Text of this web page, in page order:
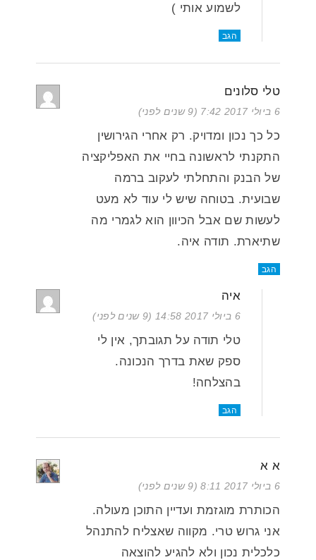
לשמוע אותי )
הגב
טלי סלונים
6 ביולי 2017 7:42 (9 שנים לפני)
כל כך נכון ומדויק. רק אחרי הגירושין
התקנתי לראשונה בחיי את האפליקציה
של הבנק והתחלתי לעקוב ברמה
שבועית. בטוחה שיש לי עוד לא מעט
לעשות שם אבל הכיוון הוא לגמרי מה
שתיארת. תודה איה.
הגב
איה
6 ביולי 2017 14:58 (9 שנים לפני)
טלי תודה על תגובתך, אין לי
ספק שאת בדרך הנכונה.
בהצלחה!
הגב
א א
6 ביולי 2017 8:11 (9 שנים לפני)
הכותרת מוגזמת ועדיין התוכן מעולה.
אני גרוש טרי. מקווה שאצליח להתנהל
כלכלית נכון ולא להגיע להוצאה